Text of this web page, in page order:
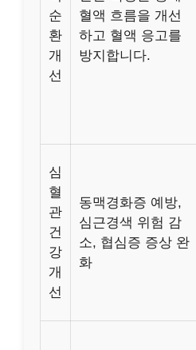
순
환
개
선
혈액 흐름을 개선
하고 혈액 응고를
방지합니다.
심
혈
관
건
강
개
선
동맥경화증 예방,
심근경색 위험 감
소, 협심증 증상 완
화